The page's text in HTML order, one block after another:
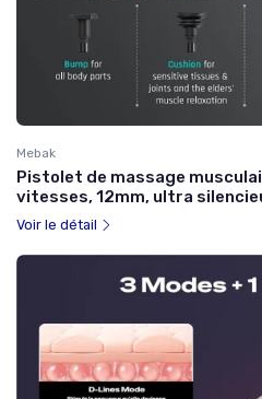
Mebak
Pistolet de massage
vitesses, 12mm, ultra
Voir le détail